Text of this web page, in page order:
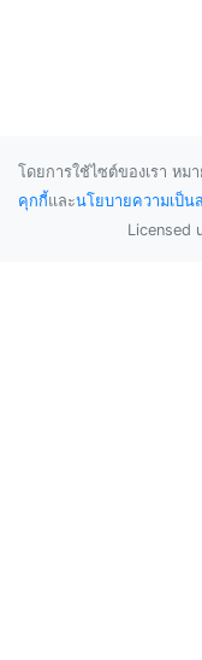
โดยการใช้ไซต์ของเรา หม
คุกกี้และนโยบายความเป็น
Licensed